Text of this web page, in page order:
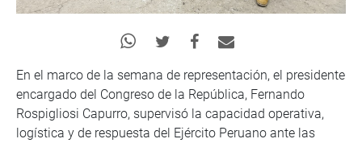
En el marco de la semana de representación, el presidente
encargado del Congreso de la República, Fernando
Rospigliosi Capurro, supervisó la capacidad operativa,
logística y de respuesta del Ejército Peruano ante las